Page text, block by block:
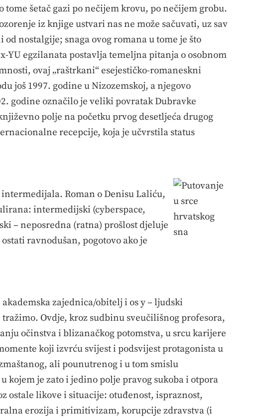
šetač gazi po nečijem krovu, po nečijem grobu.
iz knjige ustvari nas ne može sačuvati, uz sav
nostalgije; snaga ovog romana u tome je što
egzilanata postavlja temeljna pitanja o osobnom
ovaj „raštrkani“ esejestičko-romaneskni
još 1997. godine u Nizozemskoj, a njegovo
godine označilo je veliki povratak Dubravke
polje na početku prvog desetljeća drugog
recepcije, koja je učvrstila status
Roman o Denisu Laliću,
intermedijski (cyberspace,
– neposredna (ratna) prošlost djeluje
ravnodušan, pogotovo ako je
zajednica/obitelj i os y – ljudski
Ovdje, kroz sudbinu sveučilišnog profesora,
očinstva i blizanačkog potomstva, u srcu karijere
koji izvrću svijest i podsvijest protagonista u
ali pounutrenog i u tom smislu
kojem je zato i jedino polje pravog sukoba i otpora
ostale likove i situacije: otuđenost, ispraznost,
erozija i primitivizam, korupcije zdravstva (i